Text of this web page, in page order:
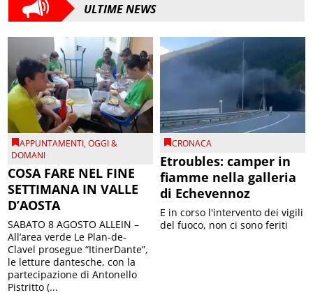
ULTIME NEWS
APPUNTAMENTI,OGGI &
DOMANI
COSA FARE NEL FINE
SETTIMANA IN VALLE
D’AOSTA
SABATO 8 AGOSTO ALLEIN –
All’area verde Le Plan-de-
Clavel prosegue “ItinerDante”,
le letture dantesche, con la
partecipazione di Antonello
Pistritto (...
CRONACA
Etroubles: camper in
fiamme nella galleria
di Echevennoz
E in corso l'intervento dei vigili
del fuoco, non ci sono feriti